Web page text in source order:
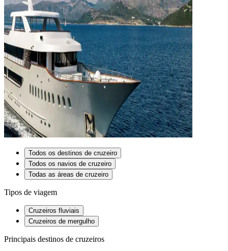
Todos os destinos de cruzeiro
Todos os navios de cruzeiro
Todas as áreas de cruzeiro
Tipos de viagem
Cruzeiros fluviais
Cruzeiros de mergulho
Principais destinos de cruzeiros